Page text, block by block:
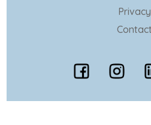
Privacy
Contact